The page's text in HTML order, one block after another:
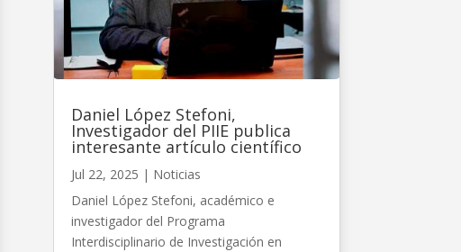
Daniel López Stefoni,
Investigador del PIIE publica
interesante artículo científico
Jul 22, 2025 | Noticias
Daniel López Stefoni, académico e
investigador del Programa
Interdisciplinario de Investigación en